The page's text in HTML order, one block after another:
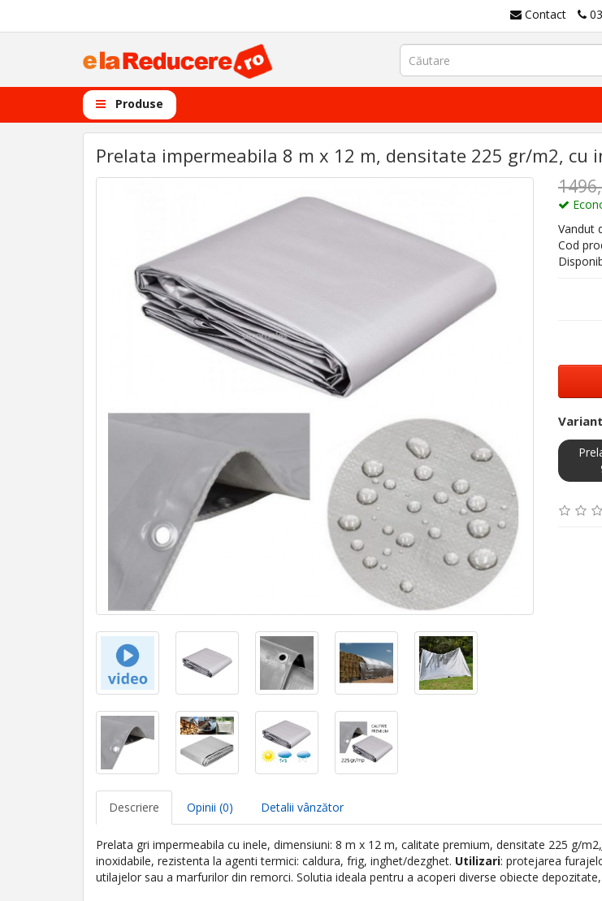
Contact
Produse
Prelata impermeabila 8 m x 12 m, densitate 225 gr/m2, cu
Vandut
Cod
Descriere Opinii (0) Detalii vânzător
Prelata gri impermeabila cu inele, dimensiuni: 8 m x 12 m, calitate premium, densitate 225 g/m2,
inoxidabile, rezistenta la agenti termici: caldura, frig, inghet/dezghet. Utilizari: protejarea
utilajelor sau a marfurilor din remorci. Solutia ideala pentru a acoperi diverse obiecte